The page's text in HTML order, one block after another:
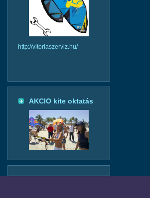
http://vitorlaszerviz.hu/
AKCIO kite oktatás